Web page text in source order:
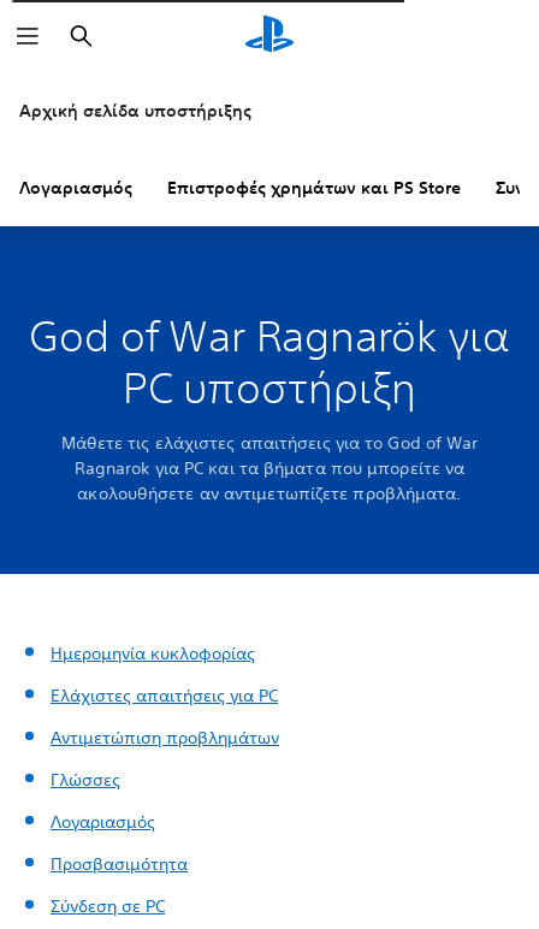
Αναζήτηση
Αρχική σελίδα υποστήριξης
Λογαριασμός Επιστροφές χρημάτων και PS Store
God of War Ragnarök για
PC υποστήριξη
Μάθετε τις ελάχιστες απαιτήσεις για το God of War
Ragnarok για PC και τα βήματα που μπορείτε να
ακολουθήσετε αν αντιμετωπίζετε προβλήματα.
Ημερομηνία κυκλοφορίας
Ελάχιστες απαιτήσεις για PC
Αντιμετώπιση προβλημάτων
Γλώσσες
Λογαριασμός
Προσβασιμότητα
Σύνδεση σε PC